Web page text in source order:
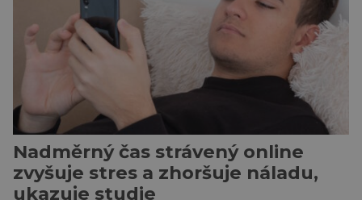
Nadměrný čas strávený online
zvyšuje stres a zhoršuje náladu,
ukazuje studie